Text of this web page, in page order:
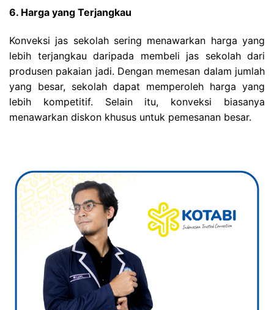
6. Harga yang Terjangkau
Konveksi jas sekolah sering menawarkan harga yang
lebih terjangkau daripada membeli jas sekolah dari
produsen pakaian jadi. Dengan memesan dalam jumlah
yang besar, sekolah dapat memperoleh harga yang
lebih kompetitif. Selain itu, konveksi biasanya
menawarkan diskon khusus untuk pemesanan besar.